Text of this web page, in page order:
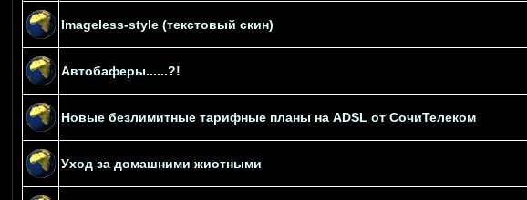
Imageless-style (текстовый скин)
Автобаферы......?!
Новые безлимитные тарифные планы на ADSL от СочиТелеком
Уход за домашними жиотными